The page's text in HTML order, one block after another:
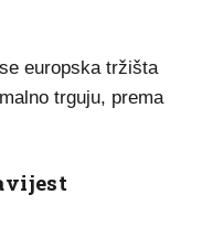
europska tržišta
trguju, prema